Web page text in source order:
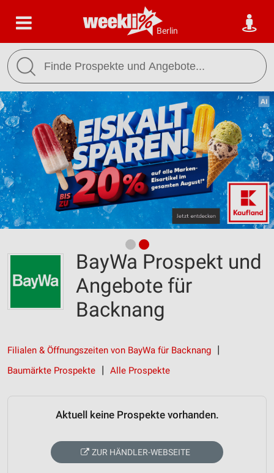
Berlin
BayWa Prospekt und
Angebote für
Backnang
Filialen & Öffnungszeiten von BayWa für Backnang
Baumärkte Prospekte
Alle Prospekte
Aktuell keine Prospekte vorhanden.
ZUR HÄNDLER-WEBSEITE